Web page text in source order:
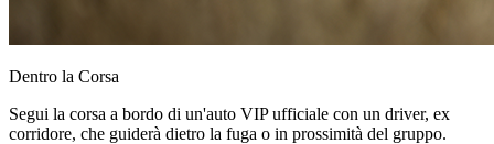
Dentro la Corsa
Segui la corsa a bordo di un'auto VIP ufficiale con un driver, ex
corridore, che guiderà dietro la fuga o in prossimità del gruppo.